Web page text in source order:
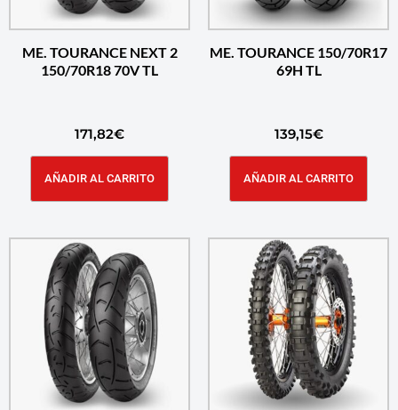
ME. TOURANCE NEXT 2
150/70R18 70V TL
171,82€
AÑADIR AL CARRITO
ME. TOURANCE 150/70R17
69H TL
139,15€
AÑADIR AL CARRITO